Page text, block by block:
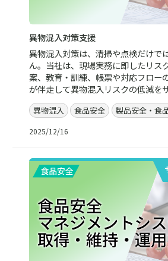
異物混入対策支援
異物混入対策は、清掃や点検だけで
ん。当社は、現場実務に即したリス
案、教育・訓練、帳票や対応フロー
が伴走して異物混入リスクの低減を
異物混入 食品安全 製品安全・食
2025/12/16